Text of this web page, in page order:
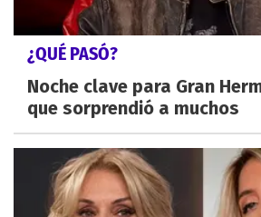
¿QUÉ PASÓ?
Noche clave para Gran
que sorprendió a muchos